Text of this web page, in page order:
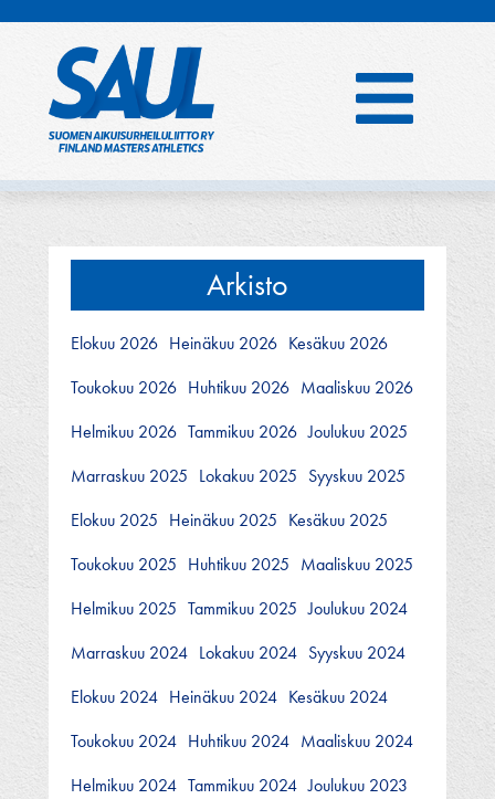
Arkisto
Elokuu 2026 Heinäkuu 2026 Kesäkuu 2026
Toukokuu 2026 Huhtikuu 2026 Maaliskuu 2026
Helmikuu 2026 Tammikuu 2026 Joulukuu 2025
Marraskuu 2025 Lokakuu 2025 Syyskuu 2025
Elokuu 2025 Heinäkuu 2025 Kesäkuu 2025
Toukokuu 2025 Huhtikuu 2025 Maaliskuu 2025
Helmikuu 2025 Tammikuu 2025 Joulukuu 2024
Marraskuu 2024 Lokakuu 2024 Syyskuu 2024
Elokuu 2024 Heinäkuu 2024 Kesäkuu 2024
Toukokuu 2024 Huhtikuu 2024 Maaliskuu 2024
Helmikuu 2024 Tammikuu 2024 Joulukuu 2023